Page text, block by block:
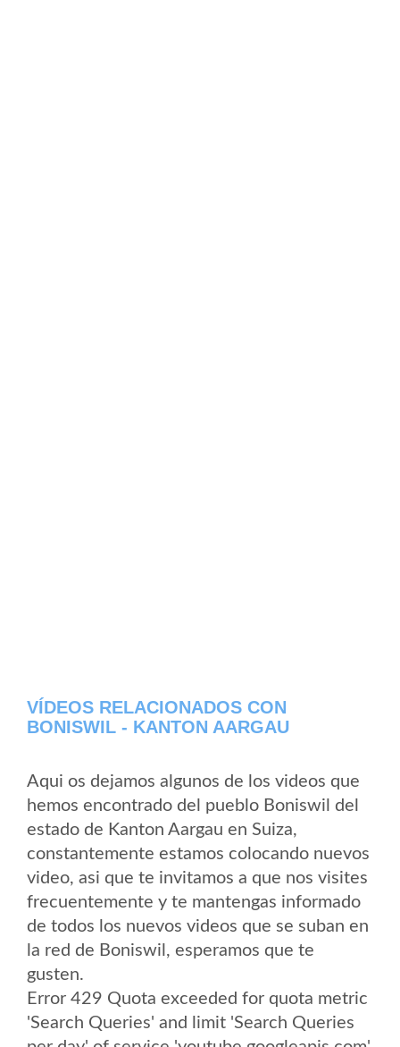
VÍDEOS RELACIONADOS CON
BONISWIL - KANTON AARGAU
Aqui os dejamos algunos de los videos que
hemos encontrado del pueblo Boniswil del
estado de Kanton Aargau en Suiza,
constantemente estamos colocando nuevos
video, asi que te invitamos a que nos visites
frecuentemente y te mantengas informado
de todos los nuevos videos que se suban en
la red de Boniswil, esperamos que te
gusten.
Error 429 Quota exceeded for quota metric
'Search Queries' and limit 'Search Queries